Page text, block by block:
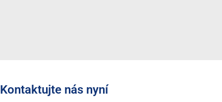
Kontaktujte nás nyní